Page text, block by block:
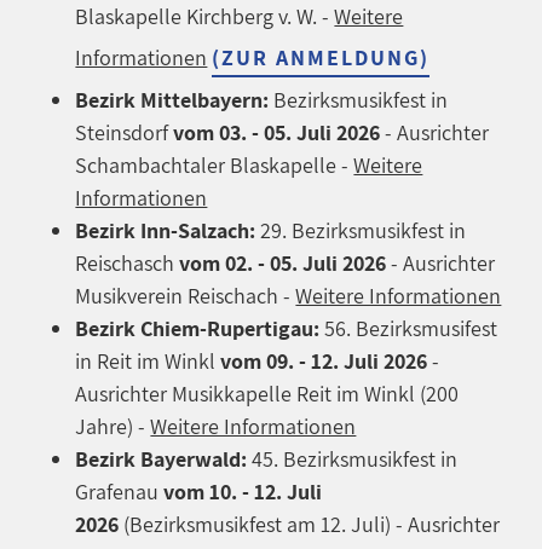
Blaskapelle Kirchberg v. W. -Weitere
Informationen (ZUR ANMELDUNG)
Bezirk Mittelbayern: Bezirksmusikfest in
Steinsdorfvom 03. - 05. Juli 2026- Ausrichter
Schambachtaler Blaskapelle -Weitere
Informationen
Bezirk Inn-Salzach: 29. Bezirksmusikfest in
Reischaschvom 02. - 05. Juli 2026- Ausrichter
Musikverein Reischach -Weitere Informationen
Bezirk Chiem-Rupertigau:56. Bezirksmusifest
in Reit im Winklvom 09. - 12. Juli 2026-
Ausrichter Musikkapelle Reit im Winkl (200
Jahre) -Weitere Informationen
Bezirk Bayerwald:45. Bezirksmusikfest in
Grafenauvom 10. - 12. Juli
2026 (Bezirksmusikfest am 12. Juli) - Ausrichter